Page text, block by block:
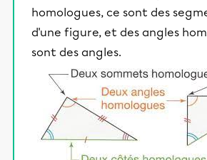
homologues, ce sont des
d'une figure, et des angles
sont des angles.